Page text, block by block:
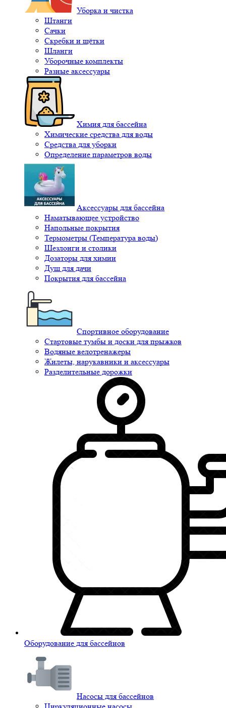
Уборка и чистка
Штанги
Сачки
Скребки и щётки
Шланги
Уборочные комплекты
Разные аксессуары
Химия для бассейна
Химические средства для воды
Средства для уборки
Определение параметров воды
Аксессуары для бассейна
Наматывающее устройство
Напольные покрытия
Термометры (Температура воды)
Шезлонги и столики
Дозаторы для химии
Душ для дачи
Покрытия для бассейна
Спортивное оборудование
Стартовые тумбы и доски для прыжков
Водяные велотренажеры
Жилеты, нарукавники и аксессуары
Разделительные дорожки
Оборудование для бассейнов
Насосы для бассейнов